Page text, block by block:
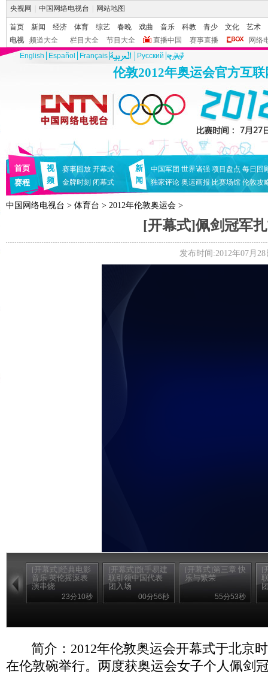
央视网 中国网络电视台 网站地图
首页 新闻 经济 体育 综艺 春晚 戏曲 音乐 科教 青少 文化
艺术
电视
频道大全 栏目大全 节目大全 直播中国 赛事直播
网络
English
Español Français Pусский
伦敦2012年奥运会官方互
首页
赛程
视
频
赛事回放 开幕式
金牌时刻 闭幕式
新
闻
中国军团 世界诸强 项目盘点 每日回
独家评论 奥运画报 比赛场馆 伦敦攻
中国网络电视台 > 体育台 > 2012年伦敦奥运会 >
[开幕式]佩剑冠军
发布时间:2012年07月
[开幕式]经典电影
音乐 英伦摇滚表
演串烧
23分10秒
[开幕式]旗手易建
联引领中国代表
团入场
00分56秒
[开幕式]第三章 快
乐与繁荣
55分53秒
[
简介：2012年伦敦奥运会开幕式于北京
在伦敦碗举行。两度获奥运会女子个人佩剑